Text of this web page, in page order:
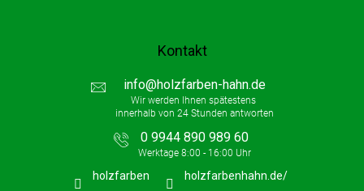
Kontakt
info@holzfarben-hahn.de
0 9944 890 989 60
holzfarben holzfarbenhahn.de/